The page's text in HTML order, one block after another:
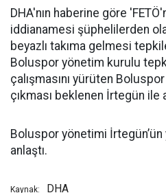
DHA'nın haberine göre
iddianamesi şüphelilerden
beyazlı takıma gelmesi
Boluspor yönetim kurulu
çalışmasını yürüten
çıkması beklenen İrtegün ile
Boluspor yönetimi İrtegün’ün
anlaştı.
Kaynak: DHA